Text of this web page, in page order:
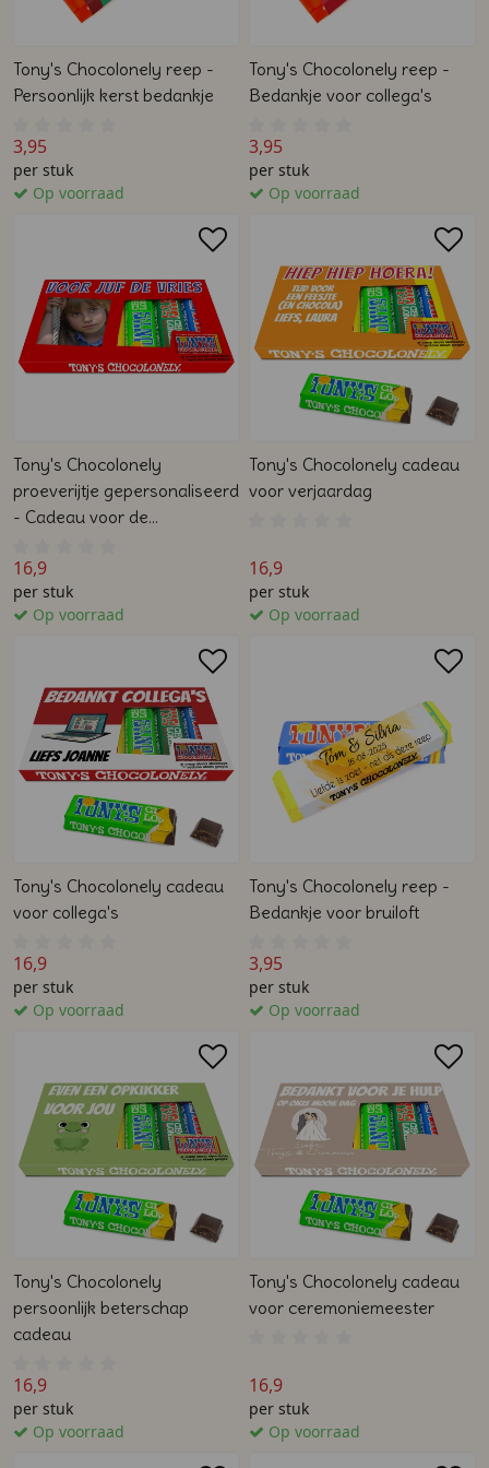
Tony's Chocolonely reep -
Persoonlijk kerst bedankje
3,95
per stuk
Op voorraad
Tony's Chocolonely reep -
Bedankje voor collega's
3,95
per stuk
Op voorraad
Tony's Chocolonely
proeverijtje gepersonaliseerd
- Cadeau voor de
16,9
per stuk
Op voorraad
Tony's Chocolonely cadeau
voor verjaardag
16,9
per stuk
Op voorraad
Tony's Chocolonely cadeau
voor collega's
16,9
per stuk
Op voorraad
Tony's Chocolonely reep -
Bedankje voor bruiloft
3,95
per stuk
Op voorraad
Tony's Chocolonely
persoonlijk beterschap
cadeau
16,9
per stuk
Op voorraad
Tony's Chocolonely cadeau
voor ceremoniemeester
16,9
per stuk
Op voorraad